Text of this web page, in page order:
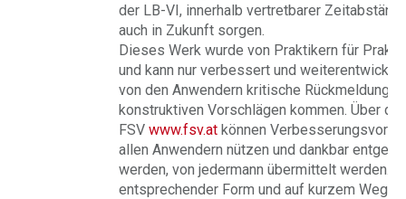
der LB-VI, innerhalb vertretbarer
auch in Zukunft sorgen.
Dieses Werk wurde von Praktikern für
und kann nur verbessert und
von den Anwendern kritische
konstruktiven Vorschlägen kommen. Über
FSV www.fsv.at können
allen Anwendern nützen und dankbar
werden, von jedermann übermittelt werden.
entsprechender Form und auf kurzem Weg